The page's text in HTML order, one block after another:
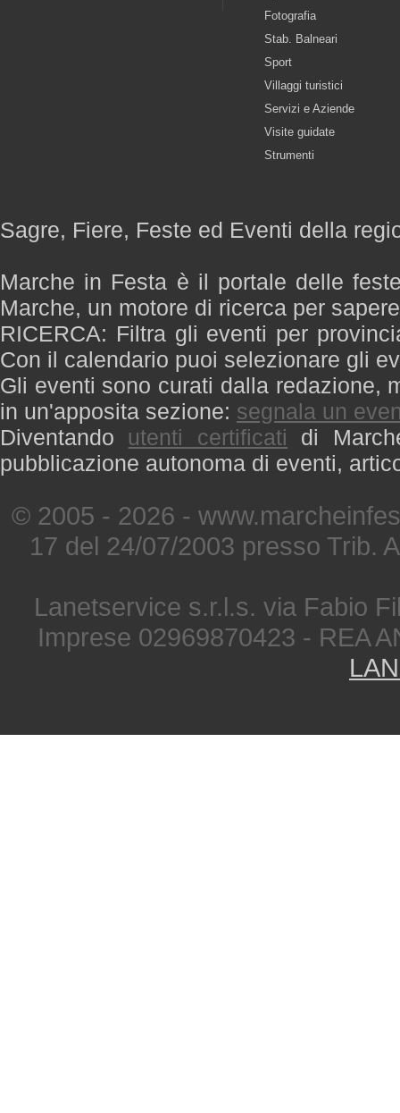
Fotografia
Stab. Balneari
Sport
Villaggi turistici
Servizi e Aziende
Visite guidate
Strumenti
Sagre, Fiere, Feste ed Eventi della
Marche in Festa è il portale delle
Marche, un motore di ricerca per
RICERCA: Filtra gli eventi per
Con il calendario puoi selezionare gli
Gli eventi sono curati dalla redazione,
in un'apposita sezione: segnala un
Diventando utenti certificati di
pubblicazione autonoma di eventi,
© 2005 - 2026 -
17 del 24/07/2003 presso Trib.
Lanetservice s.r.l.s. via Fabio
Imprese 02969870423 - REA